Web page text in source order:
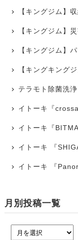
【キングジム】
【キングジム】
【キングジム】
【キングキング
テラモト除菌洗
イトーキ『
イトーキ『
イトーキ 『
イトーキ 『
月別投稿一覧